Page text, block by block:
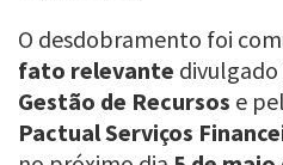
O desdobramento foi
fato relevante
Gestão de Recursos e
Pactual Serviços